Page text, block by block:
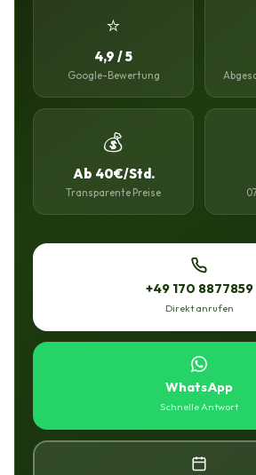
⭐
4,9 / 5
Google-Bewertung
💰
Ab 40€/Std.
Transparente Preise
+49 170 8877859
Direkt anrufen
WhatsApp
Schnelle Antwort